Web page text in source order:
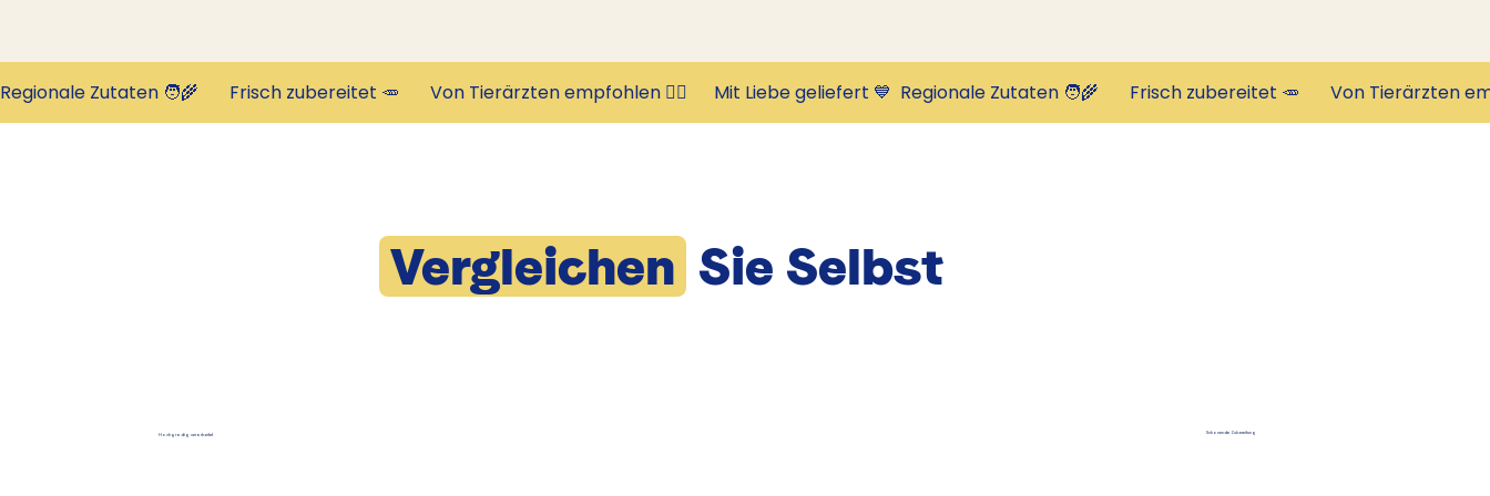
Regionale Zutaten 🧑‍🌾       Frisch zubereitet 🥕       Von Tierärzten empfohlen 👩‍⚕️      Mit Liebe geliefert 💙
Vergleichen Sie Selbst
Hochgradig verarbeitet Schonende Zubereitung